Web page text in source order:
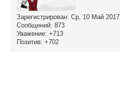
Зарегистрирован: Ср, 10 Май 2017
Сообщений: 873
Уважение: +713
Позитив: +702